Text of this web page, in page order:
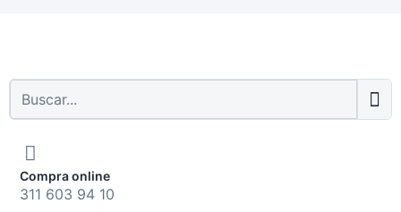
Compra online
311 603 94 10